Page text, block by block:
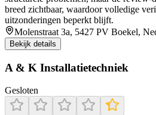
breed zichtbaar, waardoor volledige
uitzonderingen beperkt blijft.
Molenstraat 3a, 5427 PV Boekel,
Bekijk details
A & K Installatietechniek
Gesloten